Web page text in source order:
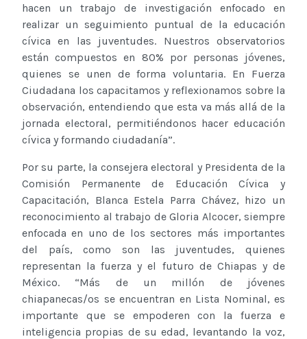
hacen un trabajo de investigación enfocado en
realizar un seguimiento puntual de la educación
cívica en las juventudes. Nuestros observatorios
están compuestos en 80% por personas jóvenes,
quienes se unen de forma voluntaria. En Fuerza
Ciudadana los capacitamos y reflexionamos sobre la
observación, entendiendo que esta va más allá de la
jornada electoral, permitiéndonos hacer educación
cívica y formando ciudadanía”.
Por su parte, la consejera electoral y Presidenta de la
Comisión Permanente de Educación Cívica y
Capacitación, Blanca Estela Parra Chávez, hizo un
reconocimiento al trabajo de Gloria Alcocer, siempre
enfocada en uno de los sectores más importantes
del país, como son las juventudes, quienes
representan la fuerza y el futuro de Chiapas y de
México. “Más de un millón de jóvenes
chiapanecas/os se encuentran en Lista Nominal, es
importante que se empoderen con la fuerza e
inteligencia propias de su edad, levantando la voz,